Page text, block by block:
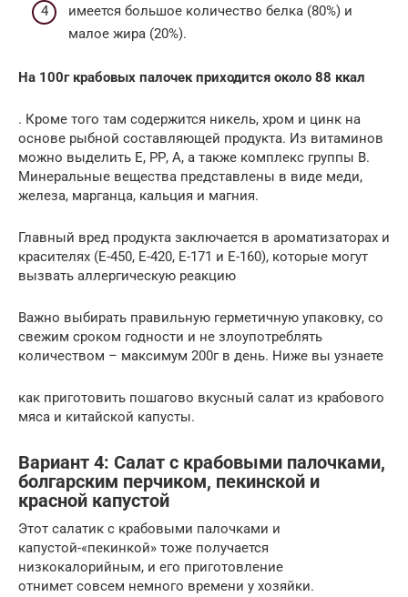
имеется большое количество белка (80%) и
малое жира (20%).
На 100г крабовых палочек приходится около 88 ккал
. Кроме того там содержится никель, хром и цинк на
основе рыбной составляющей продукта. Из витаминов
можно выделить Е, РР, А, а также комплекс группы В.
Минеральные вещества представлены в виде меди,
железа, марганца, кальция и магния.
Главный вред продукта заключается в ароматизаторах и
красителях (Е-450, Е-420, Е-171 и Е-160), которые могут
вызвать аллергическую реакцию
Важно выбирать правильную герметичную упаковку, со
свежим сроком годности и не злоупотреблять
количеством – максимум 200г в день. Ниже вы узнаете
как приготовить пошагово вкусный салат из крабового
мяса и китайской капусты.
Вариант 4: Салат с крабовыми палочками,
болгарским перчиком, пекинской и
красной капустой
Этот салатик с крабовыми палочками и
капустой-«пекинкой» тоже получается
низкокалорийным, и его приготовление
отнимет совсем немного времени у хозяйки.